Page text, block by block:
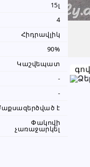
15լ
4
Հիդրավլիկ
90%
Կաշվեպատ
-
-
է
Փակովի
չառաջարկել
կայքից